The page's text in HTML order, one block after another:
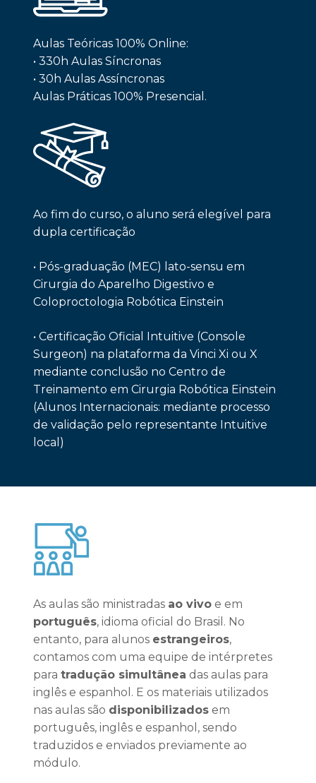
Aulas Teóricas 100% Online:
• 330h Aulas Síncronas
• 30h Aulas Assíncronas
Aulas Práticas 100% Presencial.
Ao fim do curso, o aluno será elegível para
dupla certificação
• Pós-graduação (MEC) lato-sensu em
Cirurgia do Aparelho Digestivo e
Coloproctologia Robótica Einstein
• Certificação Oficial Intuitive (Console
Surgeon) na plataforma da Vinci Xi ou X
mediante conclusão no Centro de
Treinamento em Cirurgia Robótica Einstein
(Alunos Internacionais: mediante processo
de validação pelo representante Intuitive
local)
As aulas são ministradas ao vivoe em
português, idioma oficial do Brasil. No
entanto, para alunos estrangeiros,
contamos com uma equipe de intérpretes
para tradução simultânea das aulas para
inglês e espanhol. E os materiais utilizados
nas aulas são disponibilizadosem
português, inglês e espanhol, sendo
traduzidos e enviados previamente ao
módulo.